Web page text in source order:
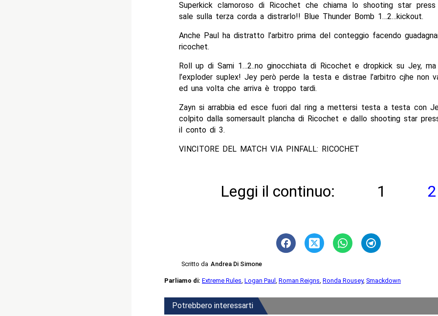
Superkick clamoroso di Ricochet che chiama lo shooting star
sale sulla terza corda a distrarlo!! Blue Thunder Bomb 1…2…kickout.
Anche Paul ha distratto l’arbitro prima del conteggio facendo
ricochet.
Roll up di Sami 1…2..no ginocchiata di Ricochet e dropkick su Jey,
l’exploder suplex! Jey però perde la testa e distrae l’arbitro cjhe non
ed una volta che arriva è troppo tardi.
Zayn si arrabbia ed esce fuori dal ring a mettersi testa a testa con
colpito dalla somersault plancha di Ricochet e dallo shooting star
il conto di 3.
VINCITORE DEL MATCH VIA PINFALL: RICOCHET
Leggi il continuo: 1 2
Scritto da Andrea Di Simone
Parliamo di: Extreme Rules Logan Paul Roman Reigns Ronda Rousey, Smackdown
Potrebbero interessarti